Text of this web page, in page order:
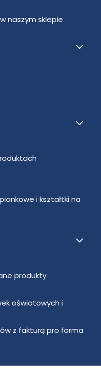
naszym sklepie
i kształtki na
produkty
oświatowych i
z fakturą pro forma